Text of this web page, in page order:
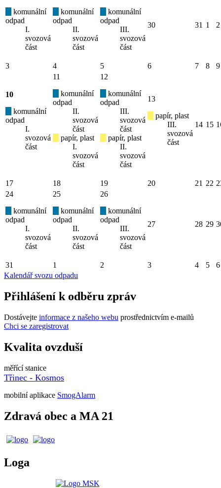
komunální
odpad
I.
svozová
část
komunální
odpad
II.
svozová
část
komunální
odpad
III.
svozová
část
30 31 1 2
3 4 5 6 7 8 9
10
komunální
odpad
I.
svozová
část
11
komunální
odpad
II.
svozová
část
papír, plast
I.
svozová
část
12
komunální
odpad
III.
svozová
část
papír, plast
II.
svozová
část
13
papír, plast
III.
svozová
část
14 15
17 18 19 20 21 22
24
komunální
odpad
I.
svozová
část
25
komunální
odpad
II.
svozová
část
26
komunální
odpad
III.
svozová
část
27 28 29
31 1 2 3 4 5
6
Kalendář svozu odpadu
Přihlášení k odběru zpráv
Dostávejte informace z našeho webu prostřednictvím e-mailů
Chci se zaregistrovat
Kvalita ovzduší
měřící stanice
Třinec - Kosmos
mobilní aplikace SmogAlarm
Zdravá obec a MA 21
Loga